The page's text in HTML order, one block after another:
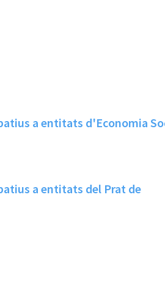
a entitats d'Economia
a entitats del Prat de